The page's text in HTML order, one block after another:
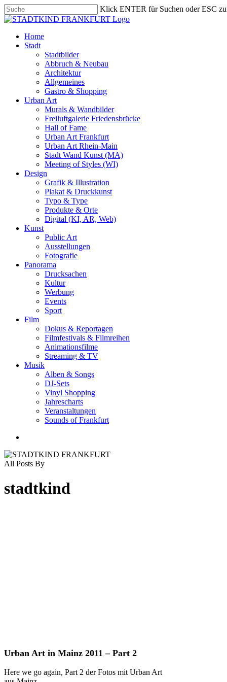
Skip
to
content
Klick ENTER für Suchen oder ESC
Close
search
Menu
Home
Stadt
Stadtbilder
Abbruch & Neubau
Architektur
Allgemeines
Gastro & Shopping
Urban Art
Murals & Wandbilder
Freiluftgalerie Friedensbrücke
Hall of Fame
Urban Art Frankfurt
Urban Art Rhein-Main
Stadt Wand Kunst (MA)
Meeting of Styles (WI)
Design
Grafik & Illustration
Plakat & Druckkunst
Typo & Type
Produkte & Orte
Digital (KI, AR, Web)
Kunst
Public Art
Ausstellungen
Fotografie
Panorama
Drucksachen
Kultur
Werbung
Events
Sport
Film
Dokus & Reportagen
Filmfestivals & Filmreihen
Animationsfilme
Streaming & TV
Musik
Alben & Songs
DJ-Sets
Vinyl Shopping
Jahrescharts
Veranstaltungen
Sounds of Frankfurt
All Posts By
stadtkind
Urban
in
Mainz
Urban Art in Mainz 2011 – Part 2
Here we go again, Part 2 der Fotos mit Urban Art